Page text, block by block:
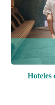
Hoteles